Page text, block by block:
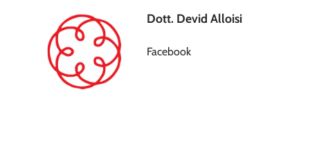
Dott. Devid Alloisi
Facebook